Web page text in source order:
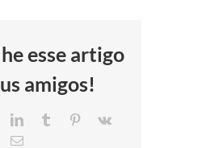
esse artigo
amigos!
LinkedInTumblr Pinterest
Vk
E-